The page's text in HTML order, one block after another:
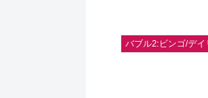
バブル2:ビンゴ/デ